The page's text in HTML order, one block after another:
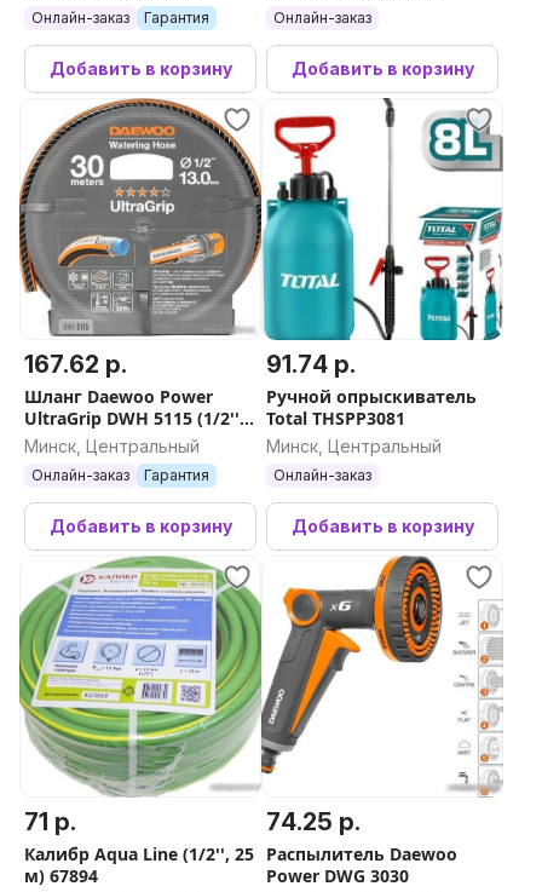
Онлайн-заказ Гарантия
Добавить в корзину
Онлайн-заказ
Добавить в корзину
167.62 р.
Шланг Daewoo Power
UltraGrip DWH 5115 (1/2'',
30 м)
Минск, Центральный
Онлайн-заказ Гарантия
Добавить в корзину
91.74 р.
Ручной опрыскиватель
Total THSPP3081
Минск, Центральный
Онлайн-заказ
Добавить в корзину
71 р.
Калибр Aqua Line (1/2'', 25
м) 67894
74.25 р.
Распылитель Daewoo
Power DWG 3030